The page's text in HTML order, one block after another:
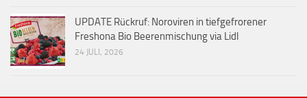
UPDATE Rückruf: Noroviren in tiefgefrorener
Freshona Bio Beerenmischung via Lidl
24 JULI, 2026